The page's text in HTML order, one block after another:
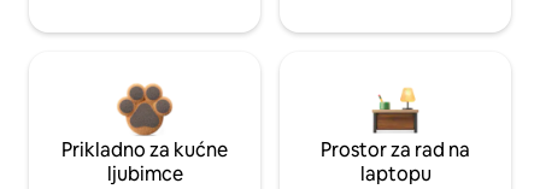
Prikladno za kućne
ljubimce
Prostor za rad na
laptopu